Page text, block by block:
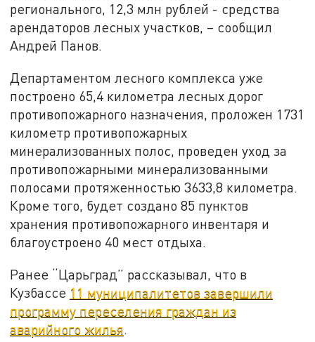
регионального, 12,3 млн рублей - средства
арендаторов лесных участков, – сообщил
Андрей Панов.
Департаментом лесного комплекса уже
построено 65,4 километра лесных дорог
противопожарного назначения, проложен 1731
километр противопожарных
минерализованных полос, проведен уход за
противопожарными минерализованными
полосами протяженностью 3633,8 километра.
Кроме того, будет создано 85 пунктов
хранения противопожарного инвентаря и
благоустроено 40 мест отдыха.
Ранее “Царьград” рассказывал, что в
Кузбассе 11 муниципалитетов завершили
программу переселения граждан из
аварийного жилья